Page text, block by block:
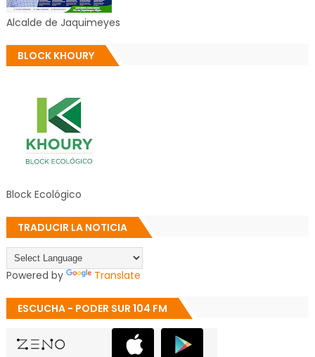
Alcalde de Jaquimeyes
BLOCK KHOURY
Block Ecológico
TRADUCIR LA NOTICIA
Powered by Translate
ESCUCHA - PODER SUR 104 FM